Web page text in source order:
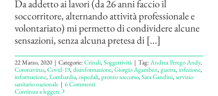
Da addetto ai lavori (da 26 anni faccio il
soccorritore, alternando attività professionale e
volontariato) mi permetto di condividere alcune
sensazioni, senza alcuna pretesa di [...]
22 Marzo, 2020 | Categorie:Crinali,Soggettività | Tag:Andrea Perego Andy,
Coronavirus,Covid-19,disinformazione,Giorgio Agamben,guerra,infezione,
informazione,Lombardia,ospedali,pronto soccorso,Sara Gandini,servizio
sanitario nazionale | 6 Commenti
Continua a leggere